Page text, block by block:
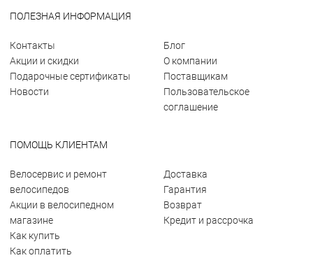
ПОЛЕЗНАЯ ИНФОРМАЦИЯ
Контакты
Акции и скидки
Подарочные сертификаты
Новости
Блог
О компании
Поставщикам
Пользовательское
соглашение
ПОМОЩЬ КЛИЕНТАМ
Велосервис и ремонт
велосипедов
Акции в велосипедном
магазине
Как купить
Как оплатить
Доставка
Гарантия
Возврат
Кредит и рассрочка